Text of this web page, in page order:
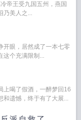
帝王受九国五州，燕国
乃美人之...
开眼，居然成了一本七零
这个充满限制...
上喝了假酒，一醉梦回16
和遗憾，终于有了大展...